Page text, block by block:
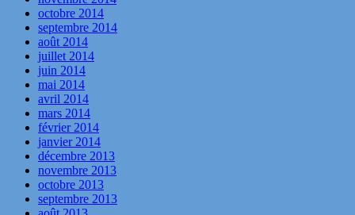
octobre 2014
septembre 2014
août 2014
juillet 2014
juin 2014
mai 2014
avril 2014
mars 2014
février 2014
janvier 2014
décembre 2013
novembre 2013
octobre 2013
septembre 2013